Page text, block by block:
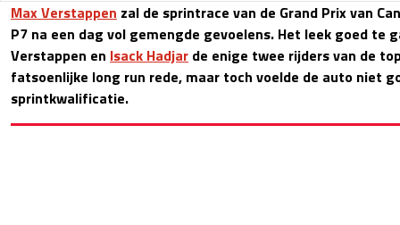
Max Verstappen zal de sprintrace van de Grand Prix van
P7 na een dag vol gemengde gevoelens. Het leek goed te
Verstappen en Isack Hadjar de enige twee rijders van de
fatsoenlijke long run rede, maar toch voelde de auto niet
sprintkwalificatie.